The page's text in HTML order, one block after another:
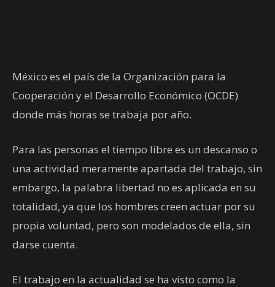
México es el país de la Organización para la
Cooperación y el Desarrollo Económico (OCDE)
donde más horas se trabaja por año.
Para las personas el tiempo libre es un descanso o
una actividad meramente apartada del trabajo, sin
embargo, la palabra libertad no es aplicada en su
totalidad, ya que los hombres creen actuar por su
propia voluntad, pero son modelados de ella, sin
darse cuenta.
El trabajo en la actualidad se ha visto como la